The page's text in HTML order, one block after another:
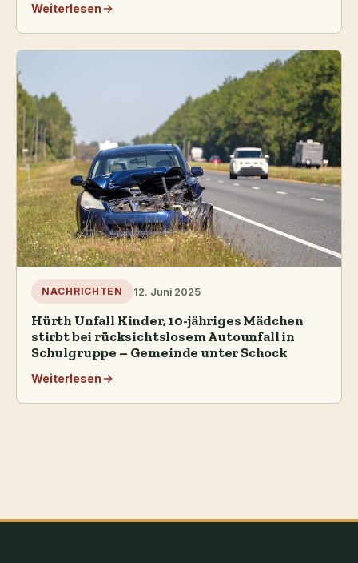
Weiterlesen
NACHRICHTEN 12. Juni 2025
Hürth Unfall Kinder, 10-jähriges Mädchen
stirbt bei rücksichtslosem Autounfall in
Schulgruppe – Gemeinde unter Schock
Weiterlesen